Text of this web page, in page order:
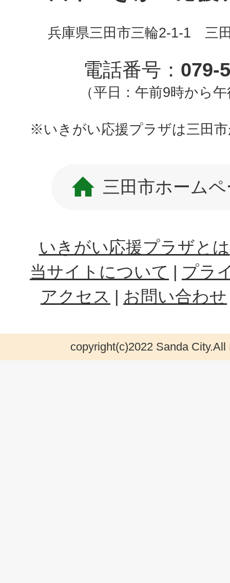
兵庫県三田市三輪2-1-1 三
電話番号： 079-
（平日：午前9時から
※いきがい応援プラザは三田
三田市ホーム
いきがい応援プラザとは
当サイトについて
プラ
アクセス
お問い合わせ
copyright(c)2022 Sanda